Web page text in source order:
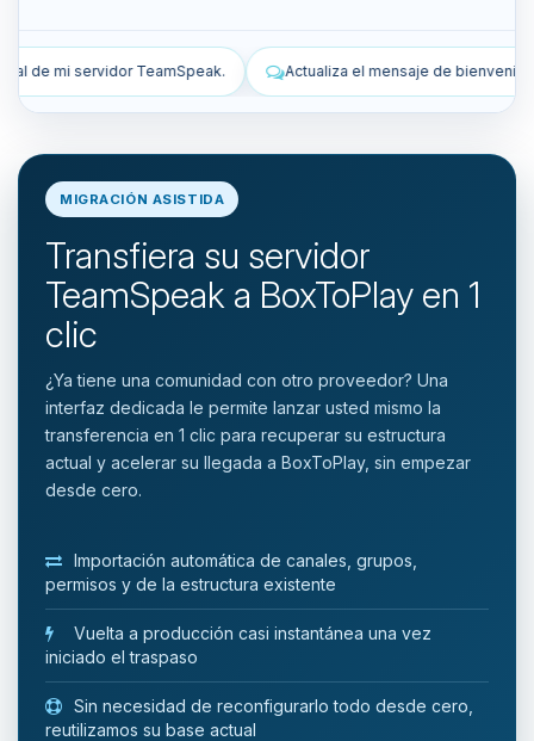
Actualiza el mensaje de bienvenida de mi servidor TeamSpeak.
MIGRACIÓN ASISTIDA
Transfiera su servidor
TeamSpeak a BoxToPlay en 1
clic
¿Ya tiene una comunidad con otro proveedor? Una
interfaz dedicada le permite lanzar usted mismo la
transferencia en 1 clic para recuperar su estructura
actual y acelerar su llegada a BoxToPlay, sin empezar
desde cero.
Importación automática de canales, grupos,
permisos y de la estructura existente
Vuelta a producción casi instantánea una vez
iniciado el traspaso
Sin necesidad de reconfigurarlo todo desde cero,
reutilizamos su base actual